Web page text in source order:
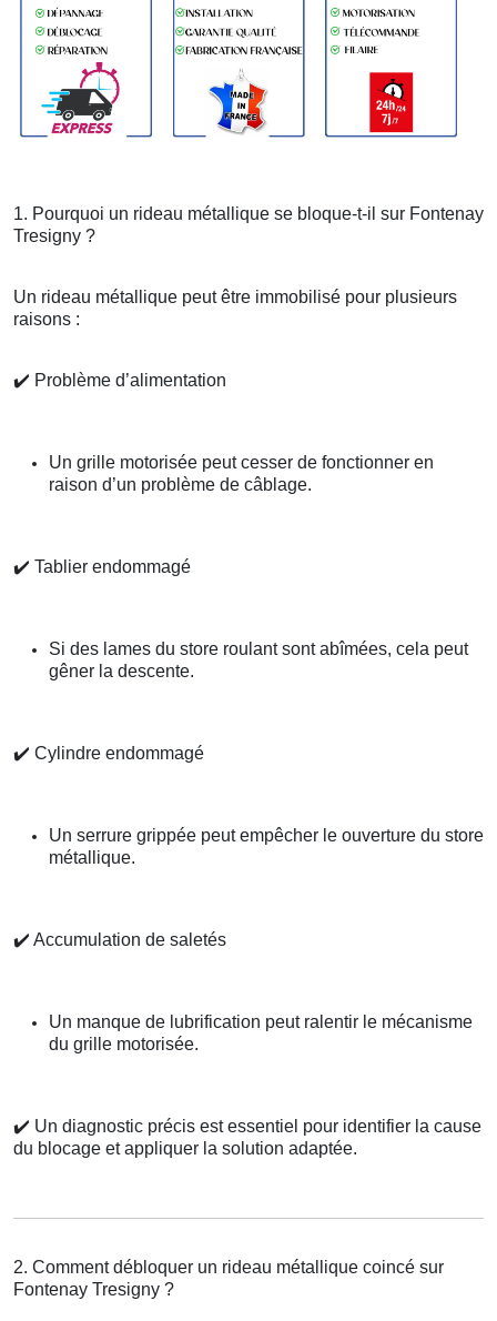
1. Pourquoi un rideau métallique se bloque-t-il sur Fontenay
Tresigny ?
Un rideau métallique peut être immobilisé pour plusieurs
raisons :
✔️ Problème d’alimentation
Un grille motorisée peut cesser de fonctionner en
raison d’un problème de câblage.
✔️ Tablier endommagé
Si des lames du store roulant sont abîmées, cela peut
gêner la descente.
✔️ Cylindre endommagé
Un serrure grippée peut empêcher le ouverture du store
métallique.
✔️ Accumulation de saletés
Un manque de lubrification peut ralentir le mécanisme
du grille motorisée.
✔️ Un diagnostic précis est essentiel pour identifier la cause
du blocage et appliquer la solution adaptée.
2. Comment débloquer un rideau métallique coincé sur
Fontenay Tresigny ?